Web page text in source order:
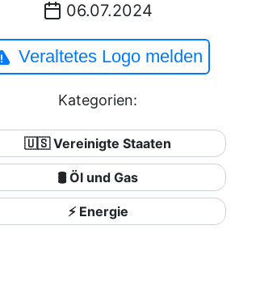
06.07.2024
Veraltetes Logo melden
Kategorien:
🇺🇸 Vereinigte Staaten
🛢 Öl und Gas
⚡ Energie